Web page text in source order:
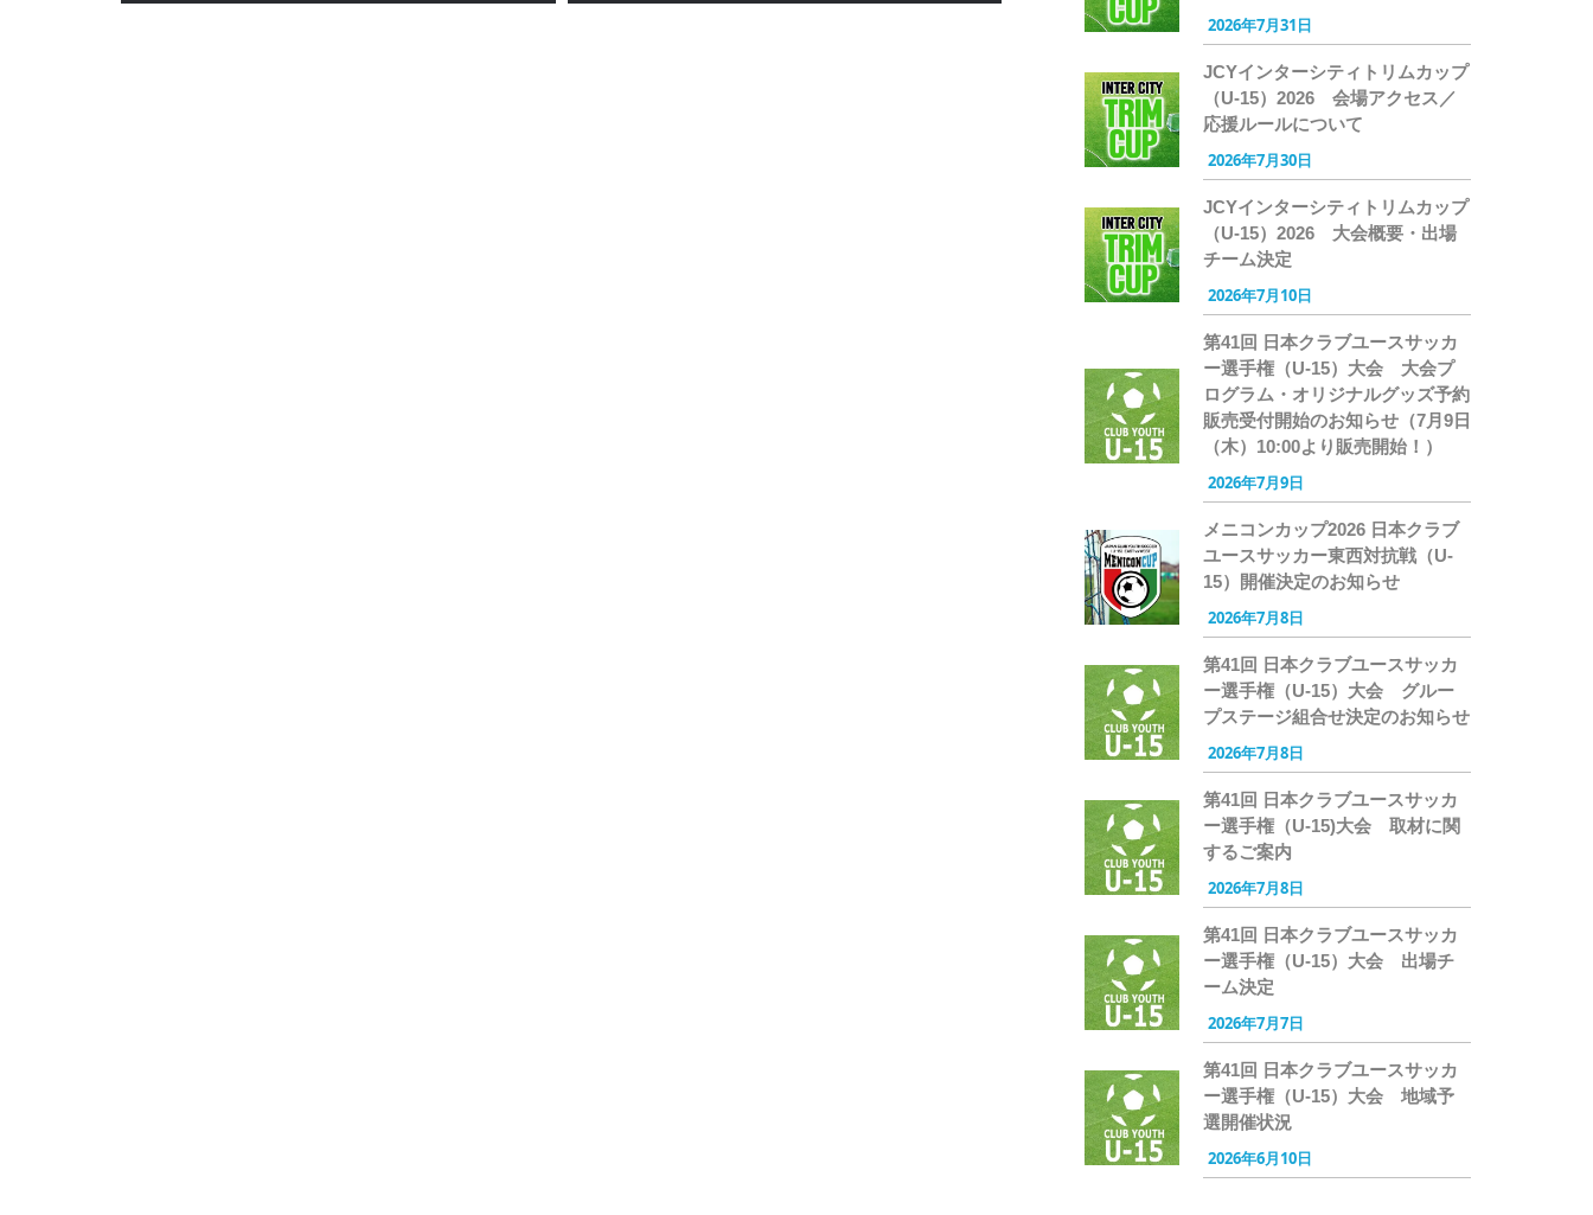
2026年7月31日
JCYインターシティトリムカップ
（U-15）2026 会場アクセス／
応援ルールについて
2026年7月30日
JCYインターシティトリムカップ
（U-15）2026 大会概要・出場
チーム決定
2026年7月10日
第41回 日本クラブユースサッカ
ー選手権（U-15）大会 大会プ
ログラム・オリジナルグッズ予約
販売受付開始のお知らせ（7月9日
（木）10:00より販売開始！）
2026年7月9日
メニコンカップ2026 日本クラブ
ユースサッカー東西対抗戦（U-
15）開催決定のお知らせ
2026年7月8日
第41回 日本クラブユースサッカ
ー選手権（U-15）大会 グルー
プステージ組合せ決定のお知らせ
2026年7月8日
第41回 日本クラブユースサッカ
ー選手権（U-15)大会 取材に関
するご案内
2026年7月8日
第41回 日本クラブユースサッカ
ー選手権（U-15）大会 出場チ
ーム決定
2026年7月7日
第41回 日本クラブユースサッカ
ー選手権（U-15）大会 地域予
選開催状況
2026年6月10日